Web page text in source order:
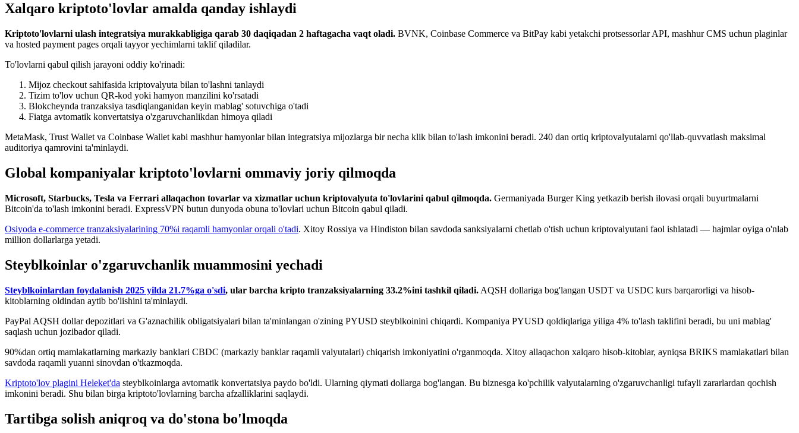
Xalqaro kriptoto'lovlar amalda qanday ishlaydi
Kriptoto'lovlarni ulash integratsiya murakkabligiga qarab 30 daqiqadan 2 haftagacha vaqt oladi. BVNK, Coinbase Commerce va BitPay kabi yetakchi protsessorlar API, mashhur CMS uchun plaginlar
va hosted payment pages orqali tayyor yechimlarni taklif qiladilar.
To'lovlarni qabul qilish jarayoni oddiy ko'rinadi:
Mijoz checkout sahifasida kriptovalyuta bilan to'lashni tanlaydi
Tizim to'lov uchun QR-kod yoki hamyon manzilini ko'rsatadi
Blokcheynda tranzaksiya tasdiqlanganidan keyin mablag' sotuvchiga o'tadi
Fiatga avtomatik konvertatsiya o'zgaruvchanlikdan himoya qiladi
MetaMask, Trust Wallet va Coinbase Wallet kabi mashhur hamyonlar bilan integratsiya mijozlarga bir necha klik bilan to'lash imkonini beradi. 240 dan ortiq kriptovalyutalarni qo'llab-quvvatlash maksimal
auditoriya qamrovini ta'minlaydi.
Global kompaniyalar kriptoto'lovlarni ommaviy joriy qilmoqda
Microsoft, Starbucks, Tesla va Ferrari allaqachon tovarlar va xizmatlar uchun kriptovalyuta to'lovlarini qabul qilmoqda. Germaniyada Burger King yetkazib berish ilovasi orqali buyurtmalarni
Bitcoin'da to'lash imkonini beradi. ExpressVPN butun dunyoda obuna to'lovlari uchun Bitcoin qabul qiladi.
Osiyoda e-commerce tranzaksiyalarining 70%i raqamli hamyonlar orqali o'tadi. Xitoy Rossiya va Hindiston bilan savdoda sanksiyalarni chetlab o'tish uchun kriptovalyutani faol ishlatadi — hajmlar oyiga o'nlab
million dollarlarga yetadi.
Steyblkoinlar o'zgaruvchanlik muammosini yechadi
Steyblkoinlardan foydalanish 2025 yilda 21.7%ga o'sdi, ular barcha kripto tranzaksiyalarning 33.2%ini tashkil qiladi. AQSH dollariga bog'langan USDT va USDC kurs barqarorligi va hisob-
kitoblarning oldindan aytib bo'lishini ta'minlaydi.
PayPal AQSH dollar depozitlari va G'aznachilik obligatsiyalari bilan ta'minlangan o'zining PYUSD steyblkoinini chiqardi. Kompaniya PYUSD qoldiqlariga yiliga 4% to'lash taklifini beradi, bu uni mablag'
saqlash uchun jozibador qiladi.
90%dan ortiq mamlakatlarning markaziy banklari CBDC (markaziy banklar raqamli valyutalari) chiqarish imkoniyatini o'rganmoqda. Xitoy allaqachon xalqaro hisob-kitoblar, ayniqsa BRIKS mamlakatlari bilan
savdoda raqamli yuanni sinovdan o'tkazmoqda.
Kriptoto'lov plagini Heleket'da steyblkoinlarga avtomatik konvertatsiya paydo bo'ldi. Ularning qiymati dollarga bog'langan. Bu biznesga ko'pchilik valyutalarning o'zgaruvchanligi tufayli zararlardan qochish
imkonini beradi. Shu bilan birga kriptoto'lovlarning barcha afzalliklarini saqlaydi.
Tartibga solish aniqroq va do'stona bo'lmoqda